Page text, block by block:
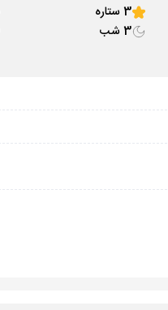
3 ستاره
3 شب